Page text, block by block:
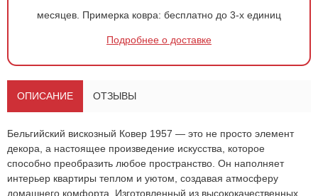
месяцев. Примерка ковра: бесплатно до 3-х единиц
Подробнее о доставке
ОПИСАНИЕ ОТЗЫВЫ
Бельгийский вискозный Ковер 1957 — это не просто элемент
декора, а настоящее произведение искусства, которое
способно преобразить любое пространство. Он наполняет
интерьер квартиры теплом и уютом, создавая атмосферу
домашнего комфорта. Изготовленный из высококачественных